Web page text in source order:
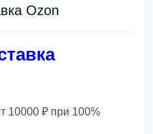
Ozon
10000 ₽ при 100%